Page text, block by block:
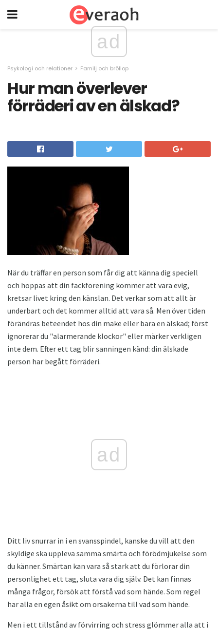
ad
Psykologi och relationer Familj och bröllop
Hur man överlever
förräderi av en älskad?
När du träffar en person som får dig att känna dig speciell
och hoppas att din fackförening kommer att vara evig,
kretsar livet kring den känslan. Det verkar som att allt är
underbart och det kommer alltid att vara så. Men över tiden
förändras beteendet hos din make eller bara en älskad; först
ignorerar du "alarmerande klockor" eller märker verkligen
inte dem. Efter ett tag blir sanningen känd: din älskade
person har begått förräderi.
ad
Ditt liv snurrar in i en svansspindel, kanske du vill att den
skyldige ska uppleva samma smärta och förödmjukelse som
du känner. Smärtan kan vara så stark att du förlorar din
personlighet ett tag, sluta vara dig själv. Det kan finnas
många frågor, försök att förstå vad som hände. Som regel
har alla en egen åsikt om orsakerna till vad som hände.
Men i ett tillstånd av förvirring och stress glömmer alla att i